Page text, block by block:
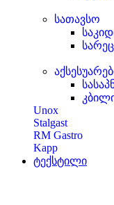
სათავსო
Unox
Stalgast
RM Gastro
Kapp
ტექსტილი